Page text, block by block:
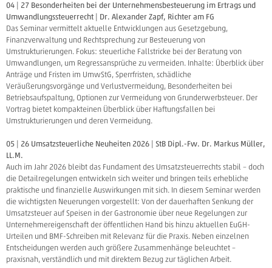
04 | 27 Besonderheiten bei der Unternehmensbesteuerung im Ertrags und
Umwandlungssteuerrecht | Dr. Alexander Zapf, Richter am FG
Das Seminar vermittelt aktuelle Entwicklungen aus Gesetzgebung,
Finanzverwaltung und Rechtsprechung zur Besteuerung von
Umstrukturierungen. Fokus: steuerliche Fallstricke bei der Beratung von
Umwandlungen, um Regressansprüche zu vermeiden. Inhalte: Überblick über
Anträge und Fristen im UmwStG, Sperrfristen, schädliche
Veräußerungsvorgänge und Verlustvermeidung, Besonderheiten bei
Betriebsaufspaltung, Optionen zur Vermeidung von Grunderwerbsteuer. Der
Vortrag bietet kompakteinen Überblick über Haftungsfallen bei
Umstrukturierungen und deren Vermeidung.
05 | 26 Umsatzsteuerliche Neuheiten 2026 | StB Dipl.-Fw. Dr. Markus Müller,
LL.M.
Auch im Jahr 2026 bleibt das Fundament des Umsatzsteuerrechts stabil – doch
die Detailregelungen entwickeln sich weiter und bringen teils erhebliche
praktische und finanzielle Auswirkungen mit sich. In diesem Seminar werden
die wichtigsten Neuerungen vorgestellt: Von der dauerhaften Senkung der
Umsatzsteuer auf Speisen in der Gastronomie über neue Regelungen zur
Unternehmereigenschaft der öffentlichen Hand bis hinzu aktuellen EuGH-
Urteilen und BMF-Schreiben mit Relevanz für die Praxis. Neben einzelnen
Entscheidungen werden auch größere Zusammenhänge beleuchtet –
praxisnah, verständlich und mit direktem Bezug zur täglichen Arbeit.